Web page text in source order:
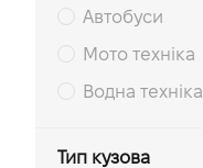
Автобуси
Мото техніка
Водна техніка
Тип кузова